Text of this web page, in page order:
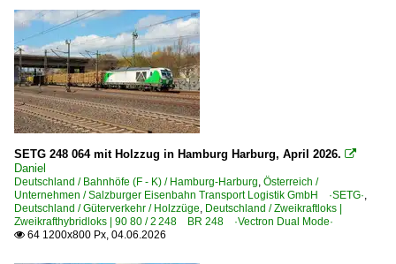
6 189 BR 189 ·ES 64 F4· Private
6 193 ¦ 7 193 BR 193 ·Vectron AC/MS· 'X4 E' Private
6 193 BR 193 ·Vectron AC Batterie-Modul· Private
6 193 BR 193 ·Vectron AC/MS·
Elektrotriebzüge | 94 80
Grenzverkehr
Deutschland <-> Österreich
SETG 248 064 mit Holzzug in Hamburg Harburg, April 2026. 
Daniel
Deutschland / Bahnhöfe (F - K) / Hamburg-Harburg, Österreich /
Unternehmen / Salzburger Eisenbahn Transport Logistik GmbH ·SETG·,
Deutschland / Güterverkehr / Holzzüge, Deutschland / Zweikraftloks |
Zweikrafthybridloks | 90 80 / 2 248 BR 248 ·Vectron Dual Mode·
 64 1200x800 Px, 04.06.2026